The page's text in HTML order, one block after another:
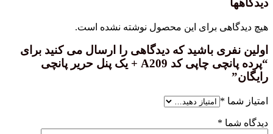
دیدگاهها
هیچ دیدگاهی برای این محصول نوشته نشده است.
اولین نفری باشید که دیدگاهی را ارسال می کنید برای
“پرده پانچی چاپی کد A209 + یک پنل حریر پانچی
رایگان”
امتیاز شما*
دیدگاه شما*